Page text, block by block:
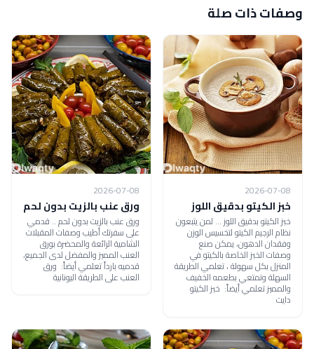
وصفات ذات صلة
2026-07-08
خبز الكيتو بدقيق اللوز
خبز الكيتو بدقيق اللوز ... لمن يتبعون
نظام الرجيم الكيتو لتخسيس الوزن
وفقدان الدهون، يمكن صنع
وصفات الخبز الخاصة بالكيتو في
المنزل بكل سهولة ، تعلمي الطريقة
السهلة وتمتعي بطعمه الخفيف
والمميز تعلمي أيضاً: خبز الكيتو
دايت
2026-07-08
ورق عنب بالزيت بدون لحم
ورق عنب بالزيت بدون لحم .. قدمي
على سفرتك أطيب وصفات المقبلات
الشامية الرائعة والمحضرة بورق
العنب المميز والمفضل لدى الجميع،
قدميه بارداً تعلمي أيضاً: ورق
العنب على الطريقة اليونانية